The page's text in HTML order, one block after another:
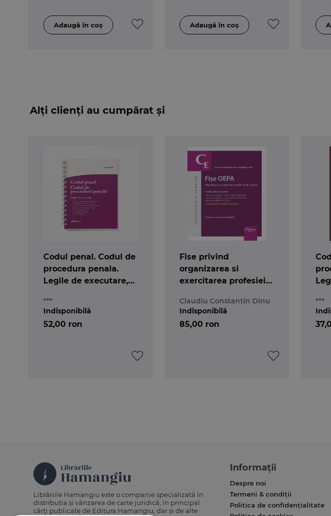
Alți clienți au cumpărat și
Codul penal. Codul de
procedura penala.
Legile de executare,
***
52,00 ron
Indisponibilă
Fise privind
organizarea si
exercitarea profesiei
Claudiu Constantin Dinu
85,00 ron
Indisponibilă
***
Librăriile Hamangiu este o companie specializată în
distribuția și vânzarea de carte juridică, în principal
cărți publicate de Editura Hamangiu, dar și de alte
Informații
Despre noi
Termeni & condiții
Politica de confidențialitate